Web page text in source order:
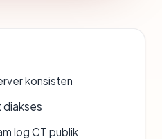
konsisten
diakses
log CT publik